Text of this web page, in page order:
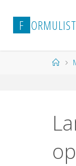
contenuto
F ORMULIST